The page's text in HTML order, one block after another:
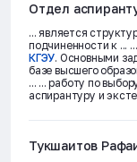
Отдел
... является
подчиненности к ...
КГЭУ. Основными
базе высшего
... ... работу по
аспирантуру и
Тукшаитов